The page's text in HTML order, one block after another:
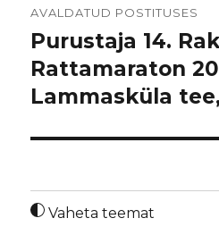
AVALDATUD POSTITUSES
Purustaja 14.
Rattamaraton
Lammasküla
Vaheta teemat